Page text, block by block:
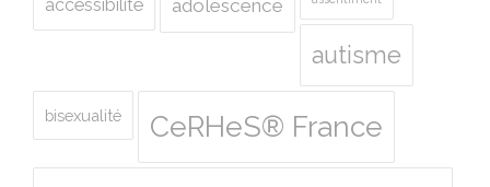
accessibilité adolescence
autisme
bisexualité CeRHeS® France